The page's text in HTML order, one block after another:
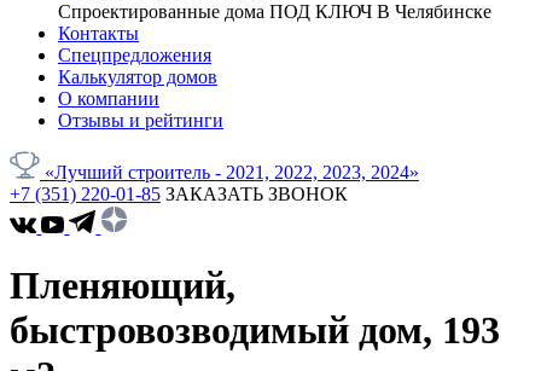
Спроектированные дома ПОД КЛЮЧ В Челябинске
Контакты
Спецпредложения
Калькулятор домов
О компании
Отзывы и рейтинги
«Лучший строитель - 2021, 2022, 2023, 2024»
+7 (351) 220-01-85 ЗАКАЗАТЬ ЗВОНОК
Пленяющий,
быстровозводимый дом, 193